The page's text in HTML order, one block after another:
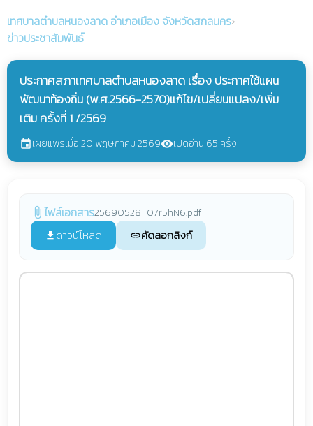
เทศบาลตำบลหนองลาด อำเภอเมือง จังหวัดสกลนคร›
ข่าวประชาสัมพันธ์
ประกาศสภาเทศบาลตำบลหนองลาด เรื่อง ประกาศใช้แผน
พัฒนาท้องถิ่น (พ.ศ.2566-2570)แก้ไข/เปลี่ยนแปลง/เพิ่ม
เติม ครั้งที่ 1 /2569
eventเผยแพร่เมื่อ 20 พฤษภาคม 2569visibilityเปิดอ่าน 65 ครั้ง
attach_fileไฟล์เอกสาร25690528_07r5hN6.pdf
file_download ดาวน์โหลด linkคัดลอกลิงก์